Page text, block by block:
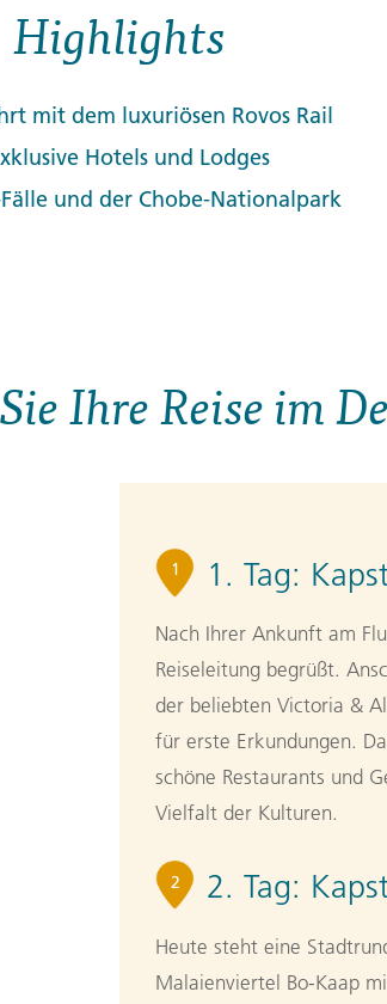
Highlights
mit dem luxuriösen Rovos Rail
Hotels und Lodges
und der Chobe-Nationalpark
Ihre Reise im
1 1. Tag:
Nach Ihrer Ankunft am
Reiseleitung begrüßt.
der beliebten Victoria &
für erste Erkundungen.
schöne Restaurants und
Vielfalt der Kulturen.
2 2. Tag:
Heute steht eine
Malaienviertel Bo-Kaap